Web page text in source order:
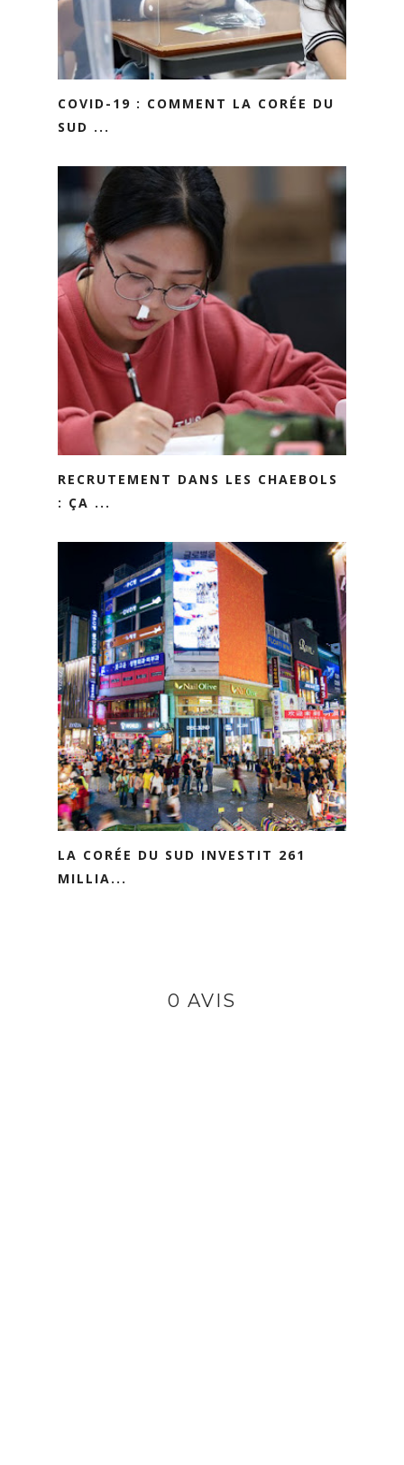
COVID-19 : COMMENT LA CORÉE DU
SUD ...
RECRUTEMENT DANS LES CHAEBOLS
: ÇA ...
LA CORÉE DU SUD INVESTIT 261
MILLIA...
0 AVIS